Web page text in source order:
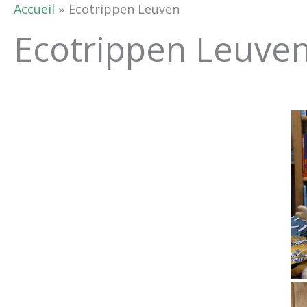
Accueil Ecotrippen Leuven
Ecotrippen